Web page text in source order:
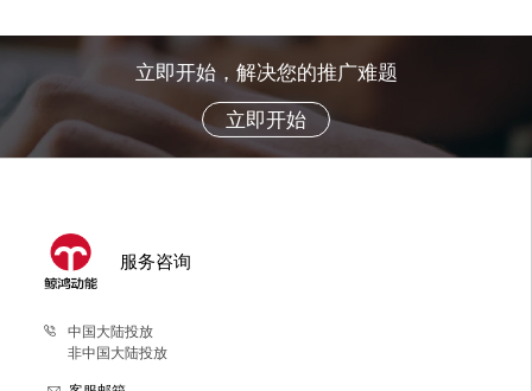
立即开始，解决您的推广难题
立即开始
服务咨询
中国大陆投放
非中国大陆投放